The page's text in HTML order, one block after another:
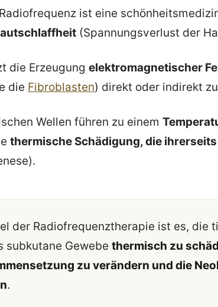
ist eine
(Spannungsverlust der
die Erzeugung elektromagnetischer
die Fibroblasten) direkt oder indirekt
Wellen führen zu einem
thermische Schädigung, die
der Radiofrequenztherapie ist es, die
subkutane Gewebe thermisch zu
zu verändern und die
.